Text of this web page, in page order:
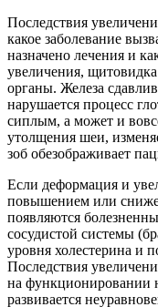
Последствия
какое заболевание
назначено лечения и
увеличения,
органы. Железа
нарушается процесс
сиплым, а может и
утолщения шеи,
зоб обезображивает
Если деформация и
повышением или
появляются
сосудистой системы
уровня холестерина и
Последствия
на функционировании
развивается